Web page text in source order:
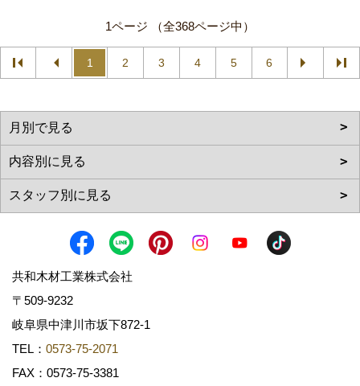
1ページ （全368ページ中）
1 2 3 4 5 6
共和木材工業株式会社
〒509-9232
岐阜県中津川市坂下872‐1
TEL： 0573-75-2071
FAX：0573-75-3381